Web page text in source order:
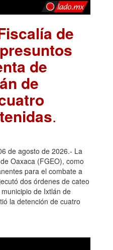
de
de
de
.
de agosto de 2026.- La
Oaxaca (FGEO), como
para el combate a
dos órdenes de cateo
de Ixtlán de
la detención de cuatro